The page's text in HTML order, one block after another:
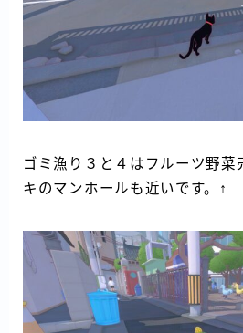
ゴミ漁り３と４はフルーツ野菜
キのマンホールも近いです。↑